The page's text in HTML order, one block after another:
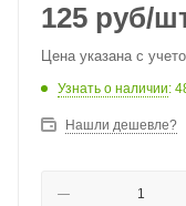
125 руб/
Цена указана с
Узнать о наличии:
Нашли дешевле?